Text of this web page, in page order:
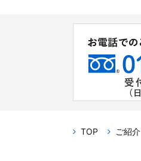
TOP ご紹介